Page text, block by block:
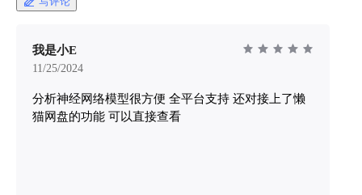
我是小E
11/25/2024
分析神经网络模型很方便 全平台支持 还对接上了懒
猫网盘的功能 可以直接查看